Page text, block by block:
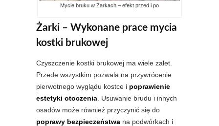
Mycie bruku w Żarkach – efekt przed i po
Żarki – Wykonane prace mycia
kostki brukowej
Czyszczenie kostki brukowej ma wiele zalet.
Przede wszystkim pozwala na przywrócenie
pierwotnego wyglądu kostce i poprawienie
estetyki otoczenia . Usuwanie brudu i innych
osadów może również przyczynić się do
poprawy bezpieczeństwa na podwórkach i